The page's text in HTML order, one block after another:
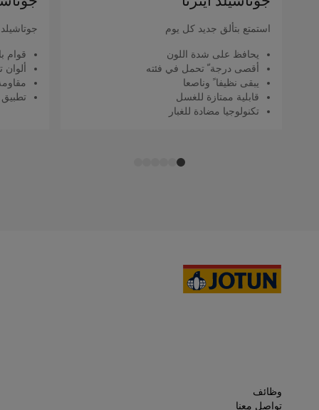
استمتع بتألق جديد كل يوم
يحافظ على شدة اللون
أقصى درجة ّ تحمل في فئته
يبقى نظيفا ً وناصعا
قابلية ممتازة للغسل
تكنولوجيا مضادة للغبار
جوتاشيلد
قوام
ألوان
وظائف
تواصل معنا